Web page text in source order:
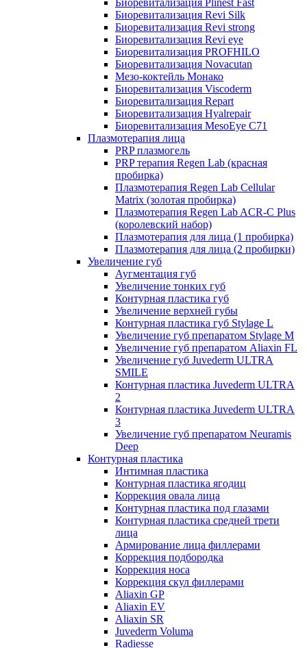
Биоревитализация Plinest Fast
Биоревитализация Revi Silk
Биоревитализация Revi strong
Биоревитализация Revi eye
Биоревитализация PROFHILO
Биоревитализация Novacutan
Мезо-коктейль Монако
Биоревитализация Viscoderm
Биоревитализация Repart
Биоревитализация Hyalrepair
Биоревитализация MesoEye C71
Плазмотерапия лица
PRP плазмогель
PRP терапия Regen Lab (красная
пробирка)
Плазмотерапия Regen Lab Cellular
Matrix (золотая пробирка)
Плазмотерапия Regen Lab ACR-C Plus
(королевский набор)
Плазмотерапия для лица (1 пробирка)
Плазмотерапия для лица (2 пробирки)
Увеличение губ
Аугментация губ
Увеличение тонких губ
Контурная пластика губ
Увеличение верхней губы
Контурная пластика губ Stylage L
Увеличение губ препаратом Stylage M
Увеличение губ препаратом Aliaxin FL
Увеличение губ Juvederm ULTRA
SMILE
Контурная пластика Juvederm ULTRA
2
Контурная пластика Juvederm ULTRA
3
Увеличение губ препаратом Neuramis
Deep
Контурная пластика
Интимная пластика
Контурная пластика ягодиц
Коррекция овала лица
Контурная пластика под глазами
Контурная пластика средней трети
лица
Армирование лица филлерами
Коррекция подбородка
Коррекция носа
Коррекция скул филлерами
Aliaxin GP
Aliaxin EV
Aliaxin SR
Juvederm Voluma
Radiesse